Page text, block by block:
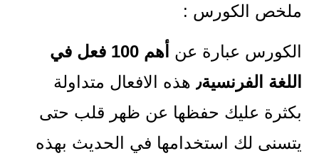
ملخص الكورس :
الكورس عبارة عن
أهم 100 فعل في
اللغة الفرنسية٫ هذه الافعال متداولة
بكثرة عليك حفظها عن ظهر قلب حتى
يتسنى لك استخدامها في الحديث بهذه